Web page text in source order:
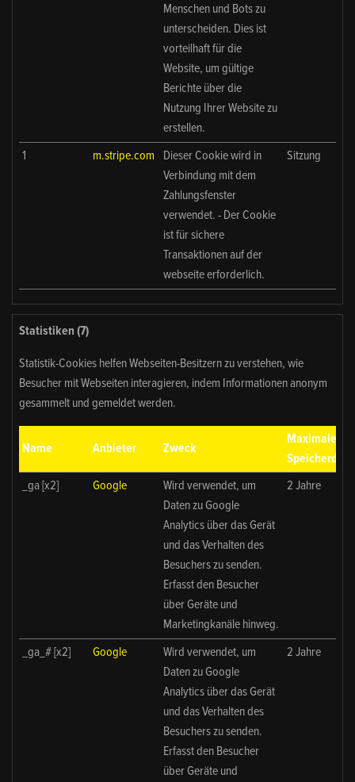
Menschen und Bots zu
unterscheiden. Dies ist
vorteilhaft für die
Website, um gültige
Berichte über die
Nutzung Ihrer Website zu
erstellen.
1 m.stripe.com
Dieser Cookie wird in
Verbindung mit dem
Zahlungsfenster
verwendet. - Der Cookie
ist für sichere
Transaktionen auf der
webseite erforderlich.
Sitzung
Statistiken (7)
Statistik-Cookies helfen Webseiten-Besitzern zu verstehen, wie
Besucher mit Webseiten interagieren, indem Informationen anonym
gesammelt und gemeldet werden.
Name Anbieter Zweck
Maximale
_ga [x2]
Google
Wird verwendet, um
Daten zu Google
Analytics über das Gerät
und das Verhalten des
Besuchers zu senden.
Erfasst den Besucher
über Geräte und
Marketingkanäle hinweg.
2 Jahre
_ga_# [x2] Google
Wird verwendet, um
Daten zu Google
Analytics über das Gerät
und das Verhalten des
Besuchers zu senden.
Erfasst den Besucher
über Geräte und
2 Jahre